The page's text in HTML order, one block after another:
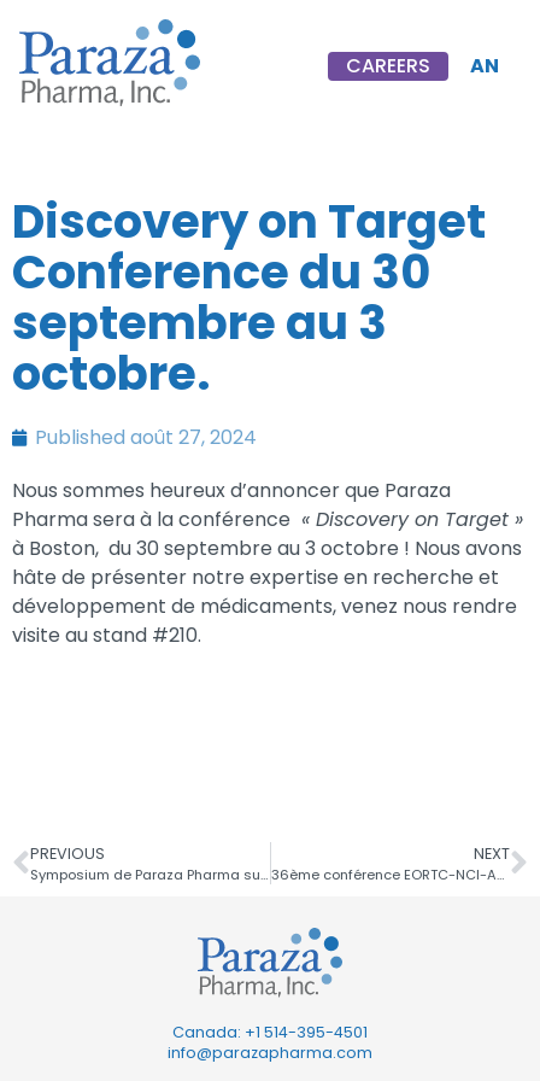
CAREERS AN
Discovery on Target
Conference du 30
septembre au 3
octobre.
Published août 27, 2024
Nous sommes heureux d’annoncer que Paraza
Pharma sera à la conférence « Discovery on Target »
à Boston, du 30 septembre au 3 octobre ! Nous avons
hâte de présenter notre expertise en recherche et
développement de médicaments, venez nous rendre
visite au stand #210.
PREVIOUS
Symposium de Paraza Pharma sur la chimie organique – Deuxième édition
NEXT
36ème conférence EORTC-NCI-AACR du 23 au 25 octobre 2024
Canada: +1 514-395-4501
info@parazapharma.com